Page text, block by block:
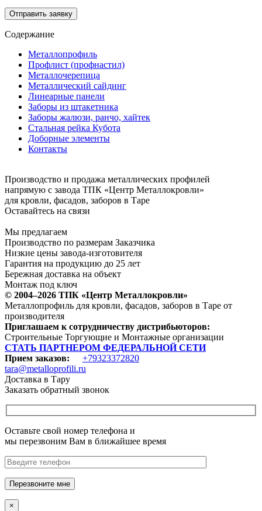
Отправить заявку
Содержание
Металлопрофиль
Профлист (профнастил)
Металлочерепица
Металлический сайдинг
Линеарные панели
Заборы из штакетника
Заборы жалюзи, ранчо, хайтек
Стальная рейка Кубота
Доборные элементы
Контакты
Производство и продажа металлических профилей
напрямую с завода ТПК «Центр Металлокровли»
для кровли, фасадов, заборов в Таре
Оставайтесь на связи
Мы предлагаем
Производство по размерам Заказчика
Низкие цены завода-изготовителя
Гарантия на продукцию до 25 лет
Бережная доставка на объект
Монтаж под ключ
© 2004–2026 ТПК «Центр Металлокровли»
Металлопрофиль для кровли, фасадов, заборов в Таре от
производителя
Приглашаем к сотрудничеству дистрибьюторов:
Строительные Торгующие и Монтажные организации
СТАТЬ ПАРТНЕРОМ ФЕДЕРАЛЬНОЙ СЕТИ
Прием заказов:
+79323372820
tara@metalloprofili.ru
Доставка в Тару
Заказать обратный звонок
Оставьте свой номер телефона и
мы перезвоним Вам в ближайшее время
Перезвоните мне
×